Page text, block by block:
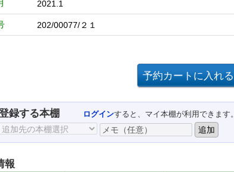
2021.1
202/00077/２１
録する本棚 ログインすると、マイ本棚が利用できます。
報